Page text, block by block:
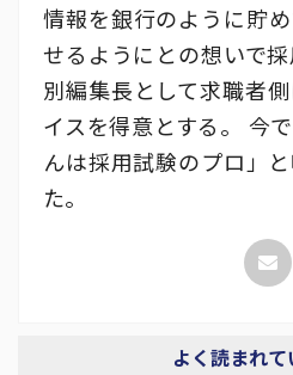
情報を銀行のように貯
せるようにとの想いで
別編集長として求職者
イスを得意とする。 今
んは採用試験のプロ」
た。
よく読まれ